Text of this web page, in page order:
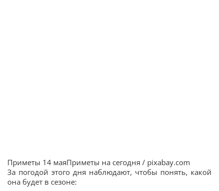
Приметы 14 маяПриметы на сегодня / pixabay.com
За погодой этого дня наблюдают, чтобы понять, какой
она будет в сезоне: